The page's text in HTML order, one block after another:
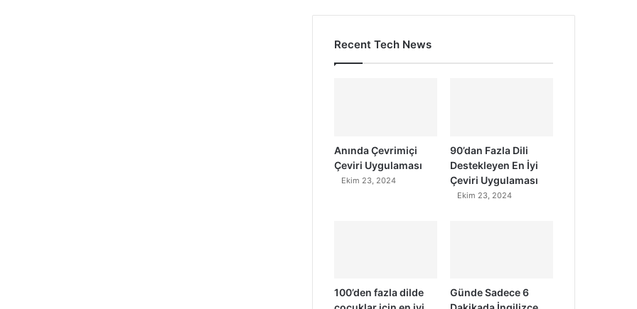
Recent Tech News
Anında Çevrimiçi
Çeviri Uygulaması
Ekim 23, 2024
90’dan Fazla Dili
Destekleyen En İyi
Çeviri Uygulaması
Ekim 23, 2024
100’den fazla dilde
Günde Sadece 6